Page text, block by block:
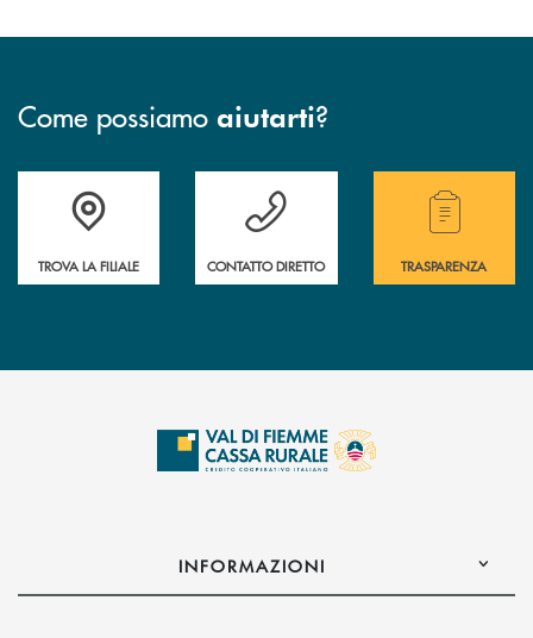
Come possiamo aiutarti?
Accedi all' elenco completo delle filiali della Cassa Rurale.
TROVA LA FILIALE
Hai bisogno di assistenza immediata?
CONTATTO DIRETTO
Hai bisogno di
TRASPARENZA
INFORMAZIONI